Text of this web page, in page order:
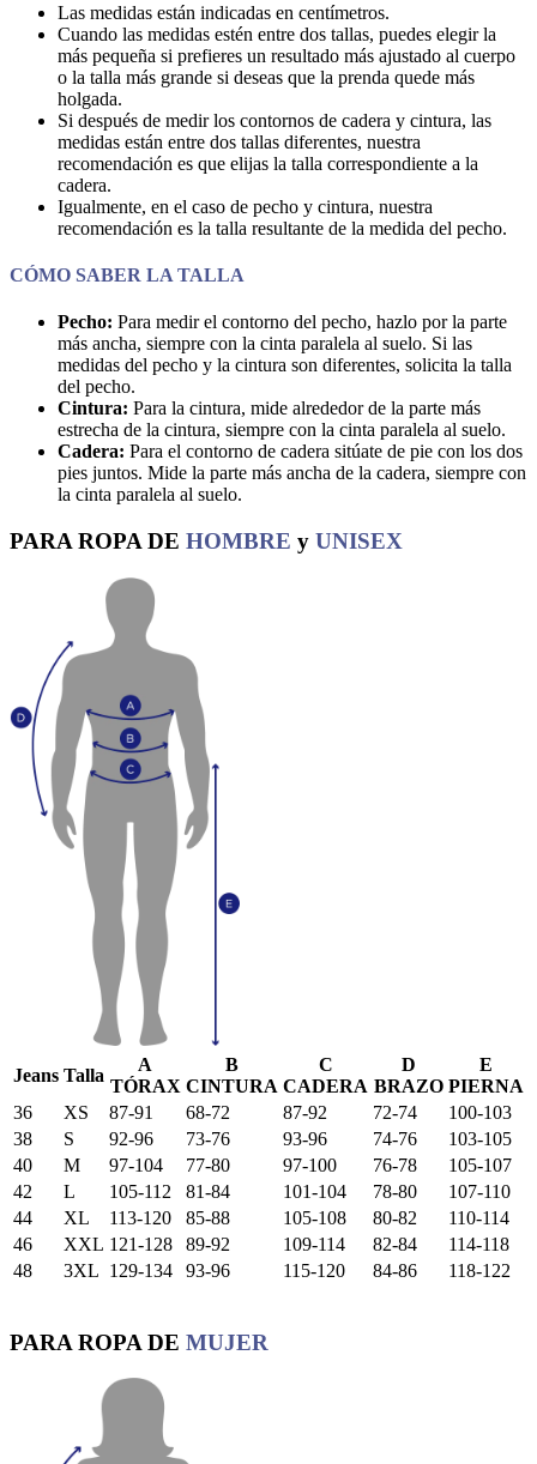
Las medidas están indicadas en centímetros.
Cuando las medidas estén entre dos tallas, puedes elegir la
más pequeña si prefieres un resultado más ajustado al cuerpo
o la talla más grande si deseas que la prenda quede más
holgada.
Si después de medir los contornos de cadera y cintura, las
medidas están entre dos tallas diferentes, nuestra
recomendación es que elijas la talla correspondiente a la
cadera.
Igualmente, en el caso de pecho y cintura, nuestra
recomendación es la talla resultante de la medida del pecho.
CÓMO SABER LA TALLA
Pecho: Para medir el contorno del pecho, hazlo por la parte
más ancha, siempre con la cinta paralela al suelo. Si las
medidas del pecho y la cintura son diferentes, solicita la talla
del pecho.
Cintura: Para la cintura, mide alrededor de la parte más
estrecha de la cintura, siempre con la cinta paralela al suelo.
Cadera: Para el contorno de cadera sitúate de pie con los dos
pies juntos. Mide la parte más ancha de la cadera, siempre con
la cinta paralela al suelo.
PARA ROPA DE HOMBRE y UNISEX
Jeans Talla
A
TÓRAX
B
CINTURA
C
CADERA
D
BRAZO
E
PIERNA
36
XS 87-91 68-72 87-92 72-74
100-103
38
S 92-96 73-76 93-96 74-76
103-105
40
M 97-104 77-80 97-100 76-78
105-107
42
L 105-112 81-84 101-104 78-80
107-110
44
XL 113-120 85-88 105-108 80-82
110-114
46
XXL 121-128 89-92 109-114 82-84
114-118
48
3XL 129-134 93-96 115-120 84-86 118-122
PARA ROPA DE MUJER